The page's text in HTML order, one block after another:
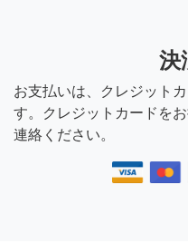
決
お支払いは、クレジット
す。クレジットカードを
連絡ください。